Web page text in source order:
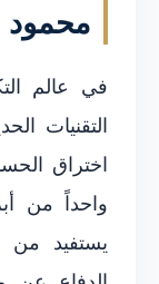
في عالم
التقنيات
اختراق
واحداً من
يستفيد من